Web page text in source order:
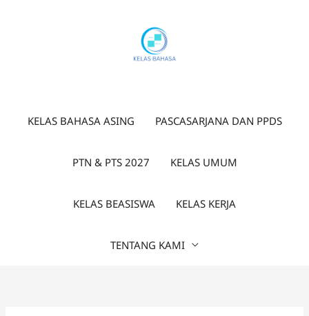
KELAS BAHASA ASING PASCASARJANA DAN PPDS
PTN & PTS 2027 KELAS UMUM
KELAS BEASISWA KELAS KERJA
TENTANG KAMI